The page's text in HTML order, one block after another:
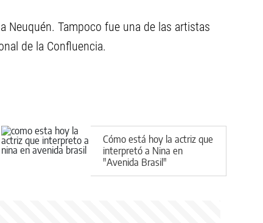
Neuquén. Tampoco fue una de las artistas
de la Confluencia.
Cómo está hoy la actriz que
interpretó a Nina en
"Avenida Brasil"